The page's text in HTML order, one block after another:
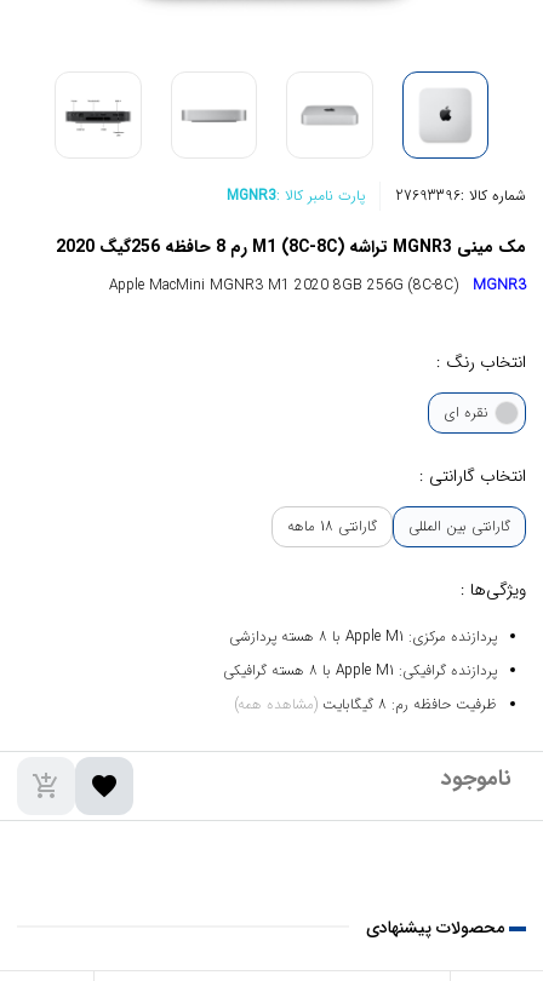
شماره کالا :27693396 پارت نامبر کالا :MGNR3
مک مینی MGNR3 تراشه (8C-8C) M1 رم 8 حافظه 256گیگ 2020
Apple MacMini MGNR3 M1 2020 8GB 256G (8C-8C) MGNR3
انتخاب رنگ :
نقره ای
انتخاب گارانتی :
گارانتی بین المللی گارانتی 18 ماهه
ویژگی‌ها :
پردازنده مرکزی: Apple M1 با 8 هسته پردازشی
پردازنده گرافیکی: Apple M1 با 8 هسته گرافیکی
ظرفیت حافظه رم: 8 گیگابایت
(مشاهده همه)
add_shopping_cart favorite
محصولات پیشنهادی